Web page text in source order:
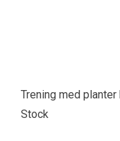
Trening med
Stock